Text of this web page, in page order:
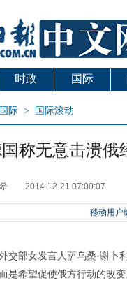
时政 国际
际 > 国际滚动
称无意击溃俄
2014-12-21 07:00:07
移动用户
部女发言人萨乌桑·谢卜
是希望促使俄方行动的改变